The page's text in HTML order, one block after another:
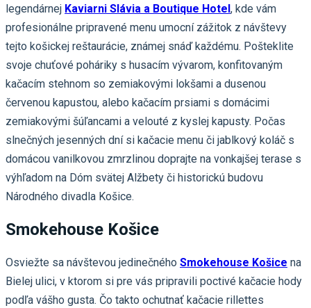
legendárnej Kaviarni Slávia a Boutique Hotel, kde vám
profesionálne pripravené menu umocní zážitok z návštevy
tejto košickej reštaurácie, známej snáď každému. Pošteklite
svoje chuťové poháriky s husacím vývarom, konfitovaným
kačacím stehnom so zemiakovými lokšami a dusenou
červenou kapustou, alebo kačacím prsiami s domácimi
zemiakovými šúľancami a velouté z kyslej kapusty. Počas
slnečných jesenných dní si kačacie menu či jablkový koláč s
domácou vanilkovou zmrzlinou doprajte na vonkajšej terase s
výhľadom na Dóm svätej Alžbety či historickú budovu
Národného divadla Košice.
Smokehouse Košice
Osviežte sa návštevou jedinečného Smokehouse Košice na
Bielej ulici, v ktorom si pre vás pripravili poctivé kačacie hody
podľa vášho gusta. Čo takto ochutnať kačacie rillettes